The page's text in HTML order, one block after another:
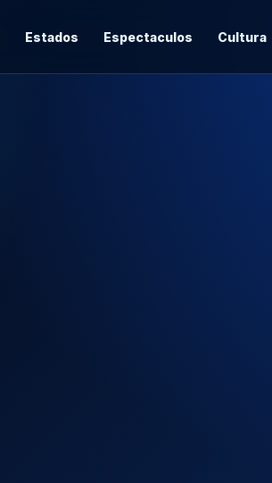
Estados Espectaculos Cultura